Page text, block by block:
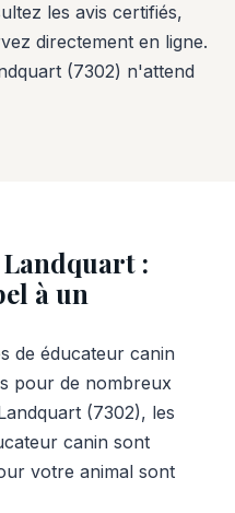
les avis certifiés,
directement en ligne.
(7302) n'attend
:
à un
de éducateur canin
pour de nombreux
(7302), les
canin sont
votre animal sont